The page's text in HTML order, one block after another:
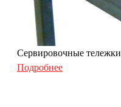
Сервировочные тележки
Подробнее